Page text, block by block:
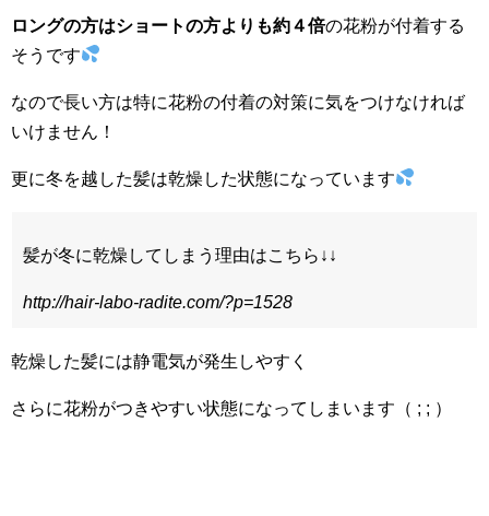
ロングの方はショートの方よりも約４倍の花粉が付着する
そうです
なので長い方は特に花粉の付着の対策に気をつけなければ
いけません！
更に冬を越した髪は乾燥した状態になっています
髪が冬に乾燥してしまう理由はこちら↓↓
http://hair-labo-radite.com/?p=1528
乾燥した髪には静電気が発生しやすく
さらに花粉がつきやすい状態になってしまいます（ ; ; ）